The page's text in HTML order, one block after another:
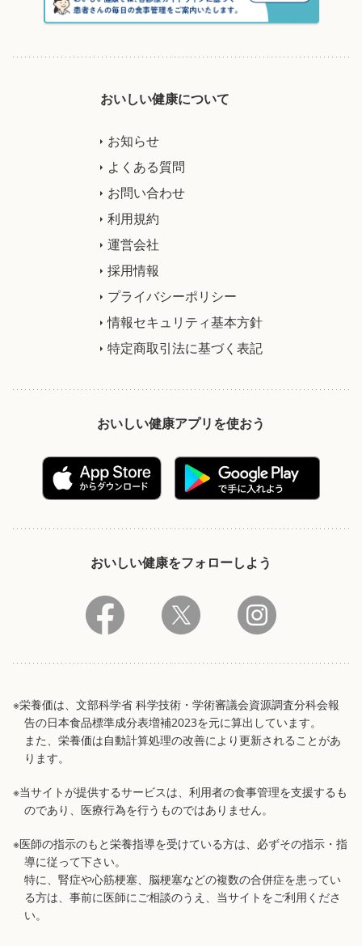
おいしい健康について
お知らせ
よくある質問
お問い合わせ
利用規約
運営会社
採用情報
プライバシーポリシー
情報セキュリティ基本方針
特定商取引法に基づく表記
おいしい健康アプリを使おう
おいしい健康をフォローしよう
※栄養価は、文部科学省 科学技術・学術審議会資源調査分科会報
告の日本食品標準成分表増補2023を元に算出しています。
また、栄養価は自動計算処理の改善により更新されることがあ
ります。
※当サイトが提供するサービスは、利用者の食事管理を支援するも
のであり、医療行為を行うものではありません。
※医師の指示のもと栄養指導を受けている方は、必ずその指示・指
導に従って下さい。
特に、腎症や心筋梗塞、脳梗塞などの複数の合併症を患ってい
る方は、事前に医師にご相談のうえ、当サイトをご利用くださ
い。